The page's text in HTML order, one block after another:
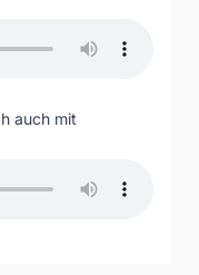
auch mit